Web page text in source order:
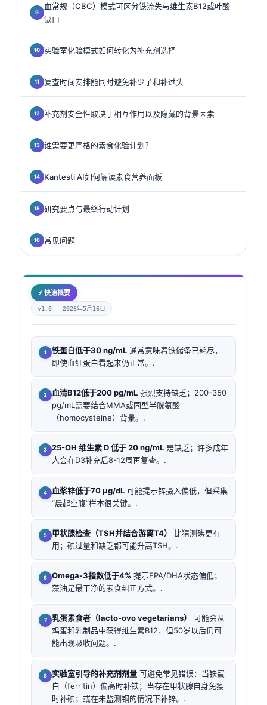
血常规（CBC）模式可区分铁流失与维生素B12或叶酸
缺口
实验室化验模式如何转化为补充剂选择
复查时间安排能同时避免补少了和补过头
补充剂安全性取决于相互作用以及隐藏的背景因素
谁需要更严格的素食化验计划？
Kantesti AI如何解读素食营养面板
研究要点与最终行动计划
常见问题
⚡ 快速概要
v1.0 — 2026年5月16日
铁蛋白低于30 ng/mL 通常意味着铁储备已耗尽，
即使血红蛋白看起来仍正常。.
血清B12低于200 pg/mL 强烈支持缺乏；200-350
pg/mL需要结合MMA或同型半胱氨酸
（homocysteine）背景。.
25-OH 维生素 D 低于 20 ng/mL 是缺乏；许多成年
人会在D3补充后8-12周再复查。.
血浆锌低于70 µg/dL 可能提示锌摄入偏低，但采集
“晨起空腹”样本很关键。.
甲状腺检查（TSH并结合游离T4）
比猜测碘更有
用；碘过量和缺乏都可能升高TSH。.
Omega-3指数低于4% 提示EPA/DHA状态偏低；
藻油是最干净的素食纠正方式。.
乳蛋素食者（lacto-ovo vegetarians）
可能会从
鸡蛋和乳制品中获得维生素B12，但50岁以后仍可
能出现吸收问题。.
实验室引导的补充剂剂量 可避免常见错误：当铁蛋
白（ferritin）偏高时补铁；当存在甲状腺自身免疫
时补碘；或在未监测铜的情况下补锌。.